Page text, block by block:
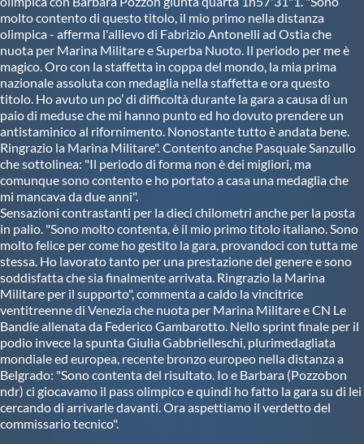
molto contento di questo titolo, il mio primo nella distanza
olimpica - afferma l'allievo di Fabrizio Antonelli ad Ostia che
nuota per Marina Militare e Superba Nuoto. Il periodo per me è
magico. Oro con la staffetta in coppa del mondo, la mia prima
nazionale assoluta con medaglia nella staffetta e ora questo
titolo. Ho avuto un po’ di difficoltà durante la gara a causa di un
paio di meduse che mi hanno punto ed ho dovuto prendere un
antistaminico al rifornimento. Nonostante tutto è andata bene.
Ringrazio la Marina Militare". Contento anche Pasquale Sanzullo
che sottolinea: "Il periodo di forma non è dei migliori, ma
comunque sono contento e ho portato a casa una medaglia che
mi mancava da due anni".
Sensazioni contrastanti per la dieci chilometri anche per la posta
in palio. "Sono molto contenta, è il mio primo titolo italiano. Sono
molto felice per come ho gestito la gara, provandoci con tutta me
stessa. Ho lavorato tanto per una prestazione del genere e sono
soddisfatta che sia finalmente arrivata. Ringrazio la Marina
Militare per il supporto", commenta a caldo la vincitrice
ventitreenne di Venezia che nuota per Marina Militare e CN Le
Bandie allenata da Federico Gambarotto. Nello sprint finale per il
podio invece la spunta Giulia Gabbrielleschi, plurimedagliata
mondiale ed europea, recente bronzo europeo nella distanza a
Belgrado: "Sono contenta del risultato. Io e Barbara (Pozzobon
ndr) ci giocavamo il pass olimpico e quindi ho fatto la gara su di lei
cercando di arrivarle davanti. Ora aspettiamo il verdetto del
commissario tecnico".